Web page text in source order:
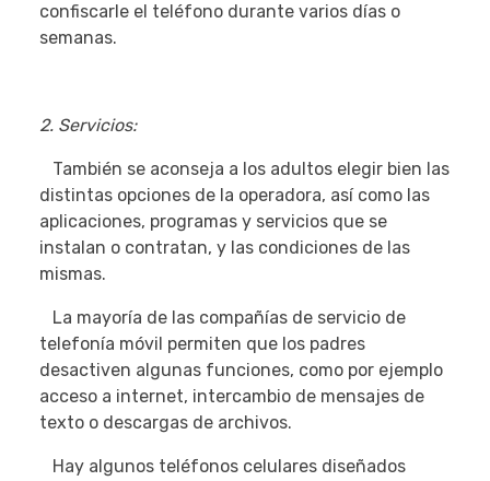
confiscarle el teléfono durante varios días o
semanas.
2. Servicios:
También se aconseja a los adultos elegir bien las
distintas opciones de la operadora, así como las
aplicaciones, programas y servicios que se
instalan o contratan, y las condiciones de las
mismas.
La mayoría de las compañías de servicio de
telefonía móvil permiten que los padres
desactiven algunas funciones, como por ejemplo
acceso a internet, intercambio de mensajes de
texto o descargas de archivos.
Hay algunos teléfonos celulares diseñados